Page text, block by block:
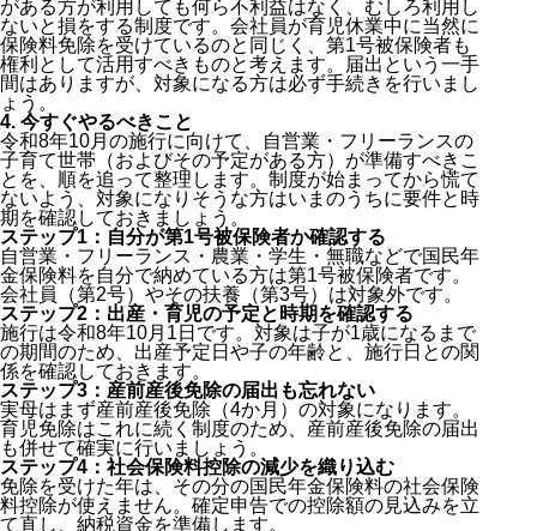
がある方が利用しても何ら不利益はなく、むしろ利用し
ないと損をする制度です。会社員が育児休業中に当然に
保険料免除を受けているのと同じく、第1号被保険者も
権利として活用すべきものと考えます。届出という一手
間はありますが、対象になる方は必ず手続きを行いまし
ょう。
4. 今すぐやるべきこと
令和8年10月の施行に向けて、自営業・フリーランスの
子育て世帯（およびその予定がある方）が準備すべきこ
とを、順を追って整理します。制度が始まってから慌て
ないよう、対象になりそうな方はいまのうちに要件と時
期を確認しておきましょう。
ステップ1：自分が第1号被保険者か確認する
自営業・フリーランス・農業・学生・無職などで国民年
金保険料を自分で納めている方は第1号被保険者です。
会社員（第2号）やその扶養（第3号）は対象外です。
ステップ2：出産・育児の予定と時期を確認する
施行は令和8年10月1日です。対象は子が1歳になるまで
の期間のため、出産予定日や子の年齢と、施行日との関
係を確認しておきます。
ステップ3：産前産後免除の届出も忘れない
実母はまず産前産後免除（4か月）の対象になります。
育児免除はこれに続く制度のため、産前産後免除の届出
も併せて確実に行いましょう。
ステップ4：社会保険料控除の減少を織り込む
免除を受けた年は、その分の国民年金保険料の社会保険
料控除が使えません。確定申告での控除額の見込みを立
て直し、納税資金を準備します。